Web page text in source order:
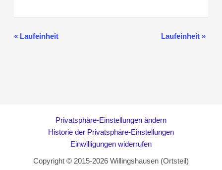
Veranstaltung-
«Laufeinheit Laufeinheit»
Privatsphäre-Einstellungen ändern
Historie der Privatsphäre-Einstellungen
Einwilligungen widerrufen
Copyright © 2015-2026 Willingshausen (Ortsteil)